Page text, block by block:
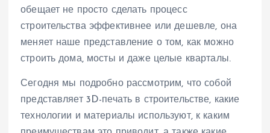
обещает не просто сделать процесс
строительства эффективнее или дешевле, она
меняет наше представление о том, как можно
строить дома, мосты и даже целые кварталы.
Сегодня мы подробно рассмотрим, что собой
представляет 3D-печать в строительстве, какие
технологии и материалы используют, к каким